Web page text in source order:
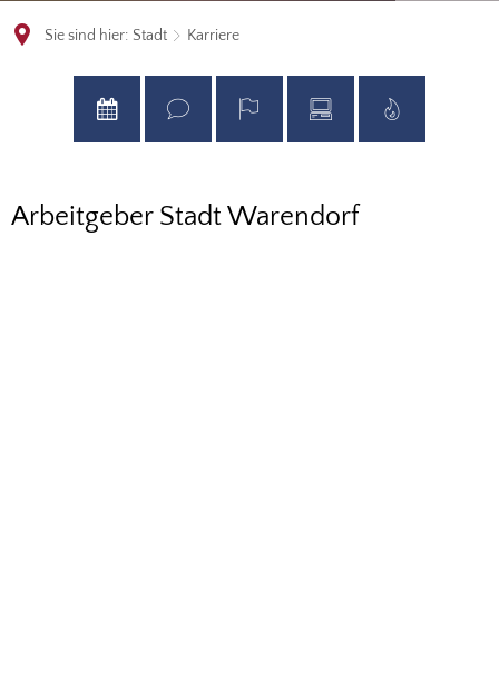
Sie sind hier: Stadt Karriere
Karriere
Arbeitgeber Stadt Warendorf